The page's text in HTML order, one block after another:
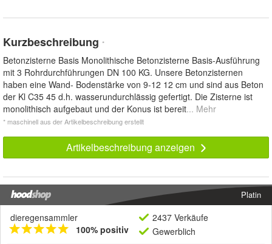
Kurzbeschreibung *
Betonzisterne Basis Monolithische Betonzisterne Basis-Ausführung
mit 3 Rohrdurchführungen DN 100 KG. Unsere Betonzisternen
haben eine Wand- Bodenstärke von 9-12 12 cm und sind aus Beton
der Kl C35 45 d.h. wasserundurchlässig gefertigt. Die Zisterne ist
monolithisch aufgebaut und der Konus ist bereit... Mehr
* maschinell aus der Artikelbeschreibung erstellt
Artikelbeschreibung anzeigen
Platin
dieregensammler
100% positiv
2437 Verkäufe
Gewerblich